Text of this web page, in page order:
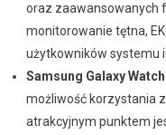
oraz zaawansowanych
monitorowanie tętna,
użytkowników systemu
Samsung Galaxy Watch
możliwość korzystania
atrakcyjnym punktem